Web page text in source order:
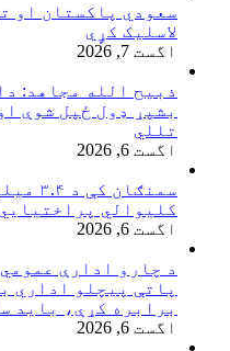
سعودي پاکستان او
لاسلیک کړٍي
اگست 7, 2026
ذبیح الله مجاهد:
بشپړ ډول ځپل شوې
تللي
اگست 6, 2026
کلیوالي
اگست 6, 2026
د چارو ادارې
پاتې پيچلو اداري
برابره کړې، باید
اگست 6, 2026